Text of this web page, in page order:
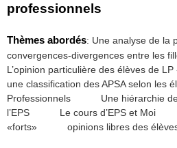
professionnels
Thèmes abordés: Une analyse de la
convergences-divergences entre les
L’opinion particulière des élèves de
une classification des APSA selon les
Professionnels
Une hiérarchie
l’EPS
Le cours d’EPS et Moi
«forts»
opinions libres des